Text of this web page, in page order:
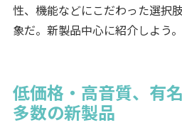
性、機能などにこだわった選択
象だ。新製品中心に紹介しよう。
低価格・高音質、有
多数の新製品